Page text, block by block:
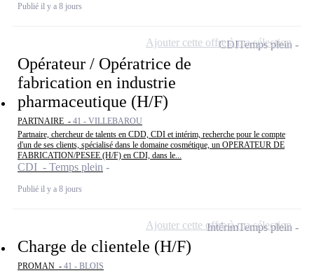
Publié il y a 8 jours
Opérateur / Opératrice de
fabrication en industrie
pharmaceutique (H/F)
PARTNAIRE - 41 - VILLEBAROU
Partnaire, chercheur de talents en CDD, CDI et intérim, recherche pour le compte
d'un de ses clients, spécialisé dans le domaine cosmétique, un OPERATEUR DE
FABRICATION/PESEE (H/F) en CDI, dans le...
CDI - Temps plein
Publié il y a 8 jours
CDITemps plein
Ajouter cette offre à ma sélection
Charge de clientele (H/F)
PROMAN - 41 - BLOIS
IntérimTemps plein
Ajouter cette offre à ma sélection